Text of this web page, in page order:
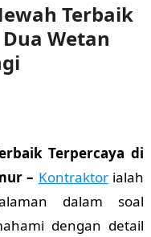
Terbaik
Wetan
Terpercaya di
– Kontraktorialah
dalam soal
dengan detail